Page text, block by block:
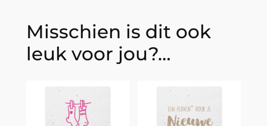
Misschien is dit ook
leuk voor jou?…